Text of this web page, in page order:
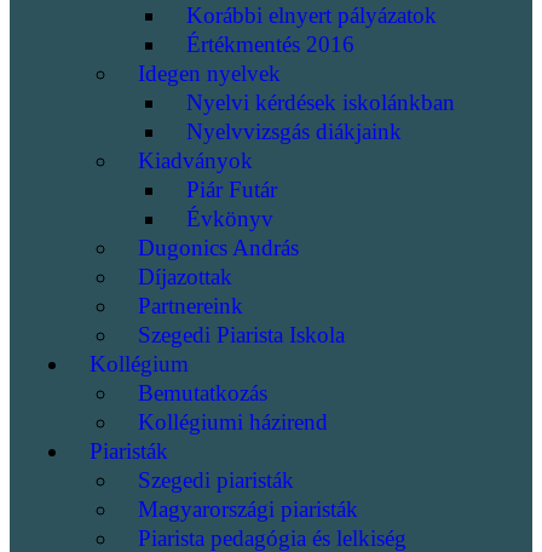
Korábbi elnyert pályázatok
Értékmentés 2016
Idegen nyelvek
Nyelvi kérdések iskolánkban
Nyelvvizsgás diákjaink
Kiadványok
Piár Futár
Évkönyv
Dugonics András
Díjazottak
Partnereink
Szegedi Piarista Iskola
Kollégium
Bemutatkozás
Kollégiumi házirend
Piaristák
Szegedi piaristák
Magyarországi piaristák
Piarista pedagógia és lelkiség